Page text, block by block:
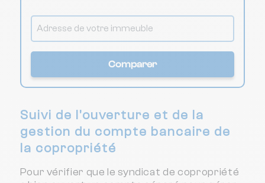
Comparer
Suivi de l'ouverture et de la
gestion du compte bancaire de
la copropriété
Pour vérifier que le syndicat de copropriété